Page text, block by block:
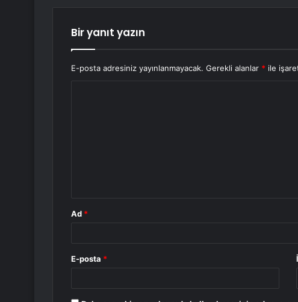
Bir yanıt yazın
E-posta adresiniz yayınlanmayacak. Gerekli alanlar * ile
Ad *
E-posta *